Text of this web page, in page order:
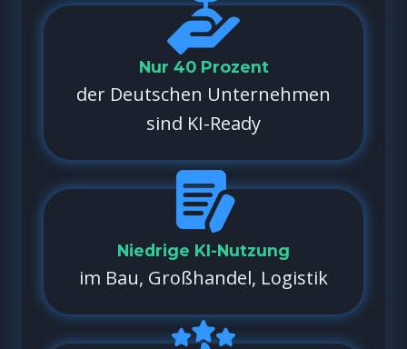
Nur 40 Prozent
der Deutschen Unternehmen
sind KI-Ready
Niedrige KI-Nutzung
im Bau, Großhandel, Logistik